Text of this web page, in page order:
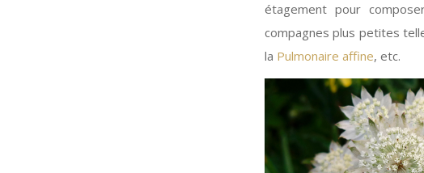
étagement pour
compagnes plus petites
la Pulmonaire affine, etc.